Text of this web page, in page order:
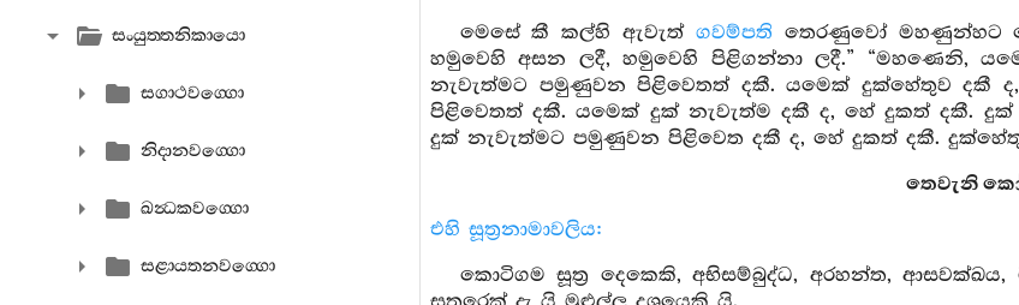
සංයුත‍්තනිකායො
සගාථවග‍්ගො
නිදානවග‍්ගො
ඛන්‍ධකවග‍්ගො
සළායතනවග‍්ගො
මෙසේ කී කල්හි ඇවැත් ගවම්පති තෙරණුවෝ මහණුන්හට
හමුවෙහි අසන ලදී, හමුවෙහි පිළිගන්නා ලදී.” “මහණෙනි,
නැවැත්මට පමුණුවන පිළිවෙතත් දකී. යමෙක් දුක්හේතුව දකී
පිළිවෙතත් දකී. යමෙක් දුක් නැවැත්ම දකී ද, හේ දුකත් දකී.
දුක් නැවැත්මට පමුණුවන පිළිවෙත දකී ද, හේ දුකත් දකී.
තෙවැනි
එහි සූත්‍රනාමාවලිය:
කොටිගම සූත්‍ර දෙකෙකි, අභිසම්බුද්ධ, අරහන්ත,